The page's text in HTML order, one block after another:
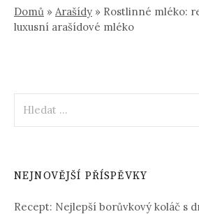
Domů » Arašídy » Rostlinné mléko:
luxusní arašídové mléko
NEJNOVĚJŠÍ PŘÍSPĚVKY
Recept: Nejlepší borůvkový koláč s